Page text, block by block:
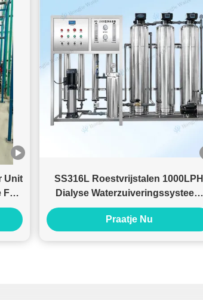
Unit
For
SS316L Roestvrijstalen 1000LPH
Dialyse Waterzuiveringssysteem
Met RO Filter
Praatje Nu